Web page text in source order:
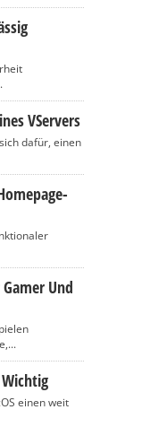
VServers
dafür, einen
Und
einen weit